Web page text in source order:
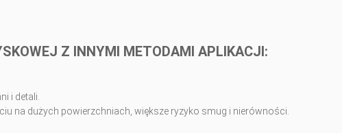
Z INNYMI METODAMI APLIKACJI:
i detali.
na dużych powierzchniach, większe ryzyko smug i nierówności.